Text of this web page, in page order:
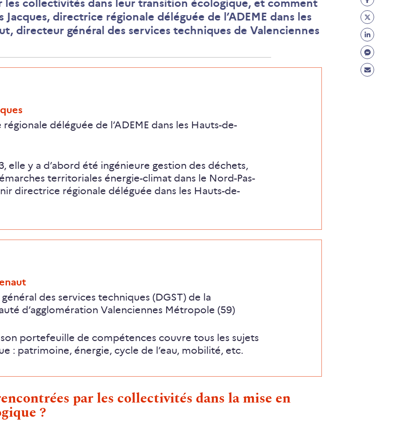
les collectivités dans leur transition écologique, et comment
Jacques, directrice régionale déléguée de l’ADEME dans les
directeur général des services techniques de Valenciennes
(ouvre
un
nouvel
onglet)
Partage
Twitter
(ouvre
un
nouvel
Partage
(ouvre
un
Partage
(ouvre
Partage
déléguée de l’ADEME dans les Hauts-de-
elle y a d’abord été ingénieure gestion des déchets,
territoriales énergie-climat dans le Nord-Pas-
directrice régionale déléguée dans les Hauts-de-
des services techniques (DGST) de la
d’agglomération Valenciennes Métropole (59)
portefeuille de compétences couvre tous les sujets
: patrimoine, énergie, cycle de l’eau, mobilité, etc.
par les collectivités dans la mise en
?